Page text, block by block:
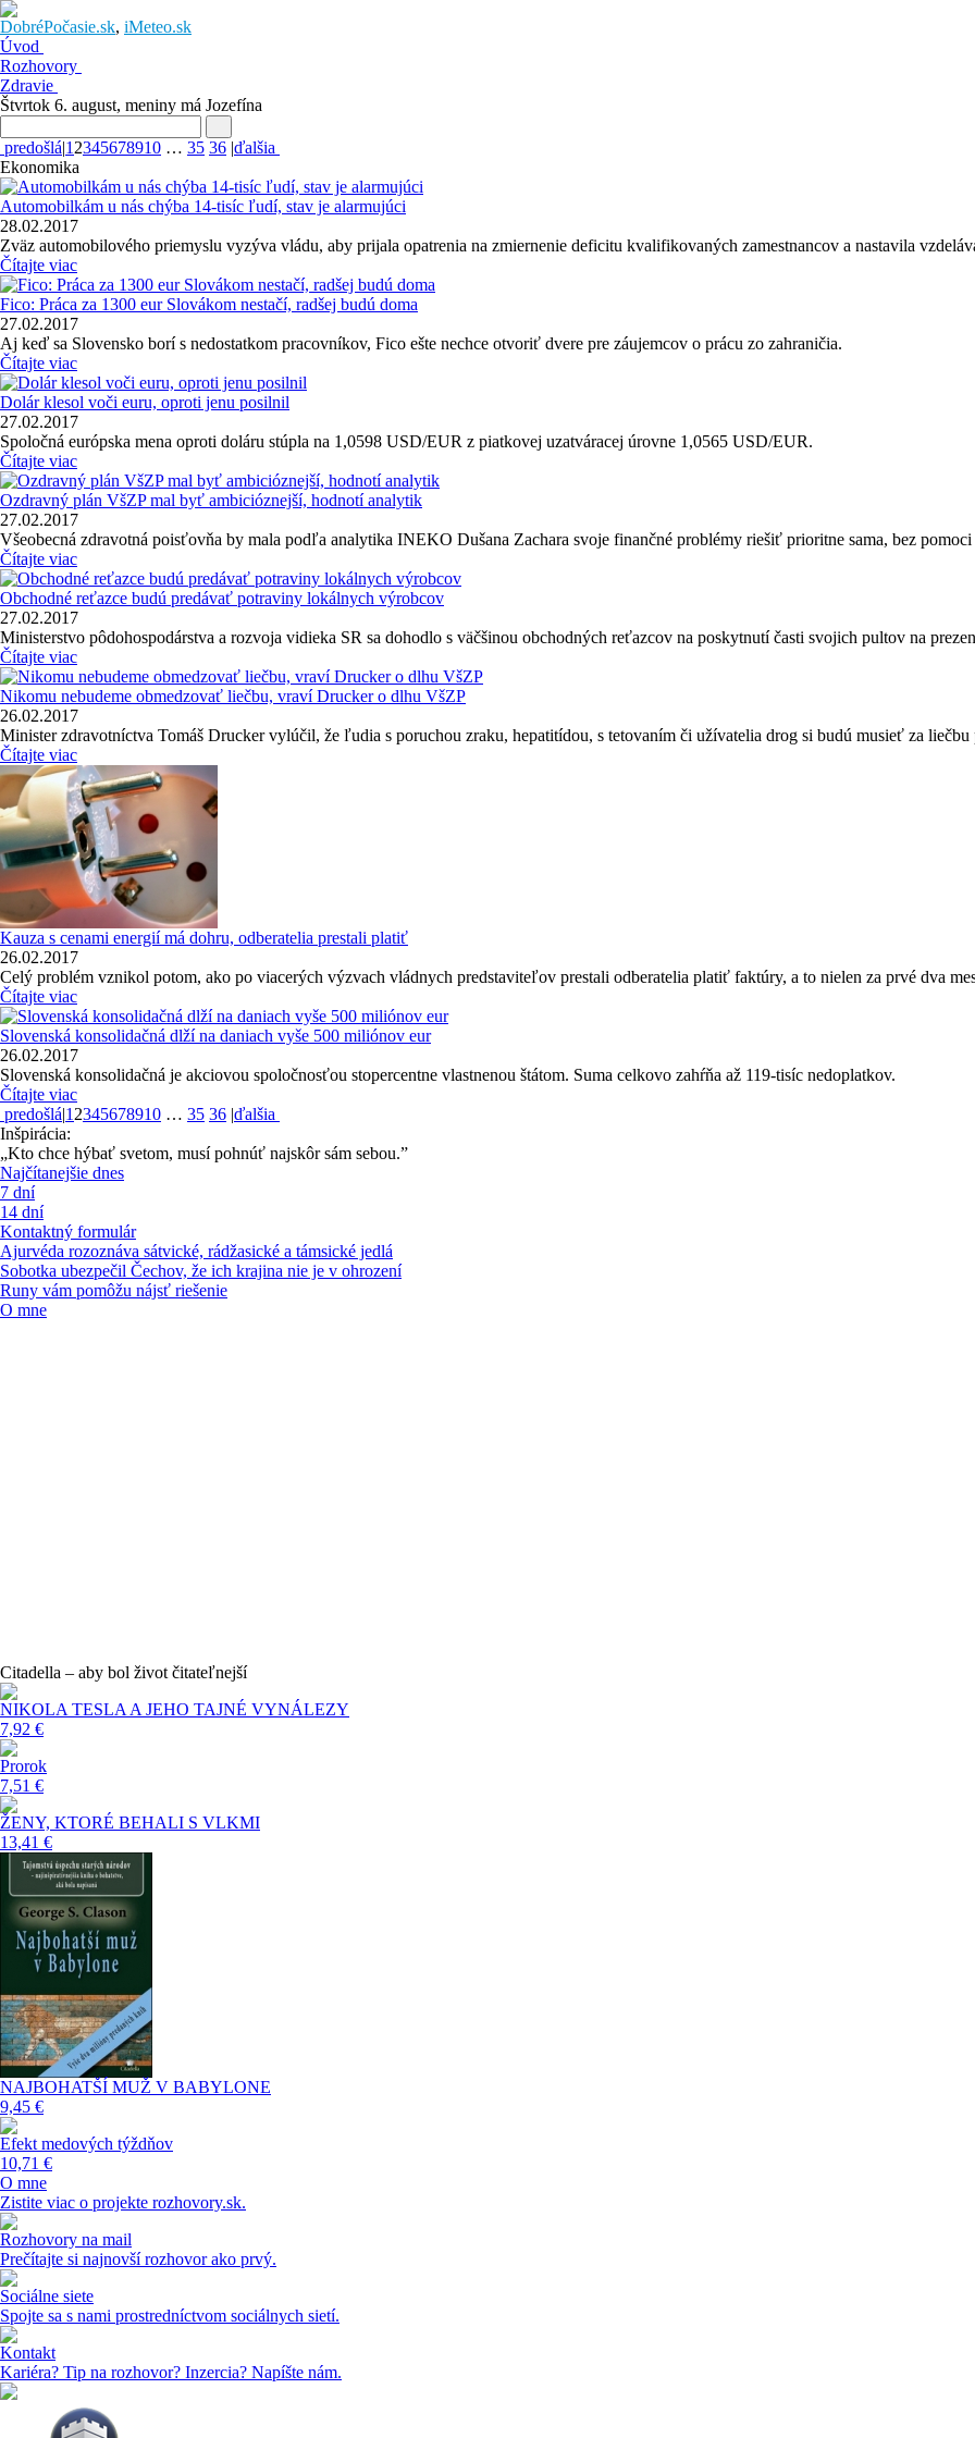
DobréPočasie.sk, iMeteo.sk
Úvod
Rozhovory
Zdravie
Štvrtok 6. august, meniny má Jozefína
predošlá|1 2345678910 … 35 36 |ďalšia
Ekonomika
Automobilkám u nás chýba 14-tisíc ľudí, stav je alarmujúci
28.02.2017
Zväz automobilového priemyslu vyzýva vládu, aby prijala opatrenia na zmiernenie deficitu kvalifikovaných zamestnancov a nastavila
Čítajte viac
Fico: Práca za 1300 eur Slovákom nestačí, radšej budú doma
27.02.2017
Aj keď sa Slovensko borí s nedostatkom pracovníkov, Fico ešte nechce otvoriť dvere pre záujemcov o prácu zo zahraničia.
Čítajte viac
Dolár klesol voči euru, oproti jenu posilnil
27.02.2017
Spoločná európska mena oproti doláru stúpla na 1,0598 USD/EUR z piatkovej uzatváracej úrovne 1,0565 USD/EUR.
Čítajte viac
Ozdravný plán VšZP mal byť ambicióznejší, hodnotí analytik
27.02.2017
Všeobecná zdravotná poisťovňa by mala podľa analytika INEKO Dušana Zachara svoje finančné problémy riešiť prioritne sama, bez pomoci
Čítajte viac
Obchodné reťazce budú predávať potraviny lokálnych výrobcov
27.02.2017
Ministerstvo pôdohospodárstva a rozvoja vidieka SR sa dohodlo s väčšinou obchodných reťazcov na poskytnutí časti svojich pultov na
Čítajte viac
Nikomu nebudeme obmedzovať liečbu, vraví Drucker o dlhu VšZP
26.02.2017
Minister zdravotníctva Tomáš Drucker vylúčil, že ľudia s poruchou zraku, hepatitídou, s tetovaním či užívatelia drog si budú musieť za
Čítajte viac
Kauza s cenami energií má dohru, odberatelia prestali platiť
26.02.2017
Celý problém vznikol potom, ako po viacerých výzvach vládnych predstaviteľov prestali odberatelia platiť faktúry, a to nielen za prvé dva
Čítajte viac
Slovenská konsolidačná dlží na daniach vyše 500 miliónov eur
26.02.2017
Slovenská konsolidačná je akciovou spoločnosťou stopercentne vlastnenou štátom. Suma celkovo zahŕňa až 119-tisíc nedoplatkov.
Čítajte viac
predošlá|1 2345678910 … 35 36 |ďalšia
Inšpirácia:
„Kto chce hýbať svetom, musí pohnúť najskôr sám sebou.”
Najčítanejšie dnes
7 dní
14 dní
Kontaktný formulár
Ajurvéda rozoznáva sátvické, rádžasické a támsické jedlá
Sobotka ubezpečil Čechov, že ich krajina nie je v ohrození
Runy vám pomôžu nájsť riešenie
O mne
Citadella – aby bol život čitateľnejší
NIKOLA TESLA A JEHO TAJNÉ VYNÁLEZY
7,92 €
Prorok
7,51 €
ŽENY, KTORÉ BEHALI S VLKMI
13,41 €
NAJBOHATŠÍ MUŽ V BABYLONE
9,45 €
Efekt medových týždňov
10,71 €
O mne
Zistite viac o projekte rozhovory.sk.
Rozhovory na mail
Prečítajte si najnovší rozhovor ako prvý.
Sociálne siete
Spojte sa s nami prostredníctvom sociálnych sietí.
Kontakt
Kariéra? Tip na rozhovor? Inzercia? Napíšte nám.